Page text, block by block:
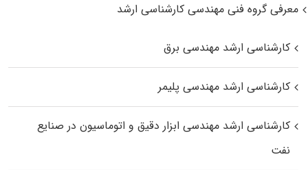
معرفی گروه فنی مهندسی کارشناسی ارشد
کارشناسی ارشد مهندسی برق
کارشناسی ارشد مهندسی پلیمر
کارشناسی ارشد مهندسی ابزار دقیق و اتوماسیون در صنایع
نفت